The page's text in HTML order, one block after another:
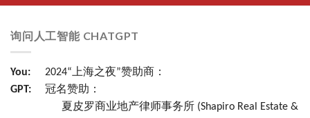
询问人工智能 CHATGPT
You:
2024“上海之夜”赞助商：
GPT:
冠名赞助：
夏皮罗商业地产律师事务所 (Shapiro Real Estate &